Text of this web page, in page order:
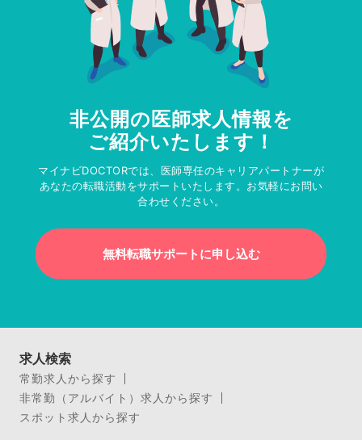
非公開の医師求人情報を
ご紹介いたします！
マイナビDOCTORでは、医師専任のキャリアパートナーが
あなたの転職活動をサポートいたします。お気軽にお問い
合わせください。
無料転職サポートに申し込む
求人検索
常勤求人から探す
非常勤（アルバイト）求人から探す
スポット求人から探す